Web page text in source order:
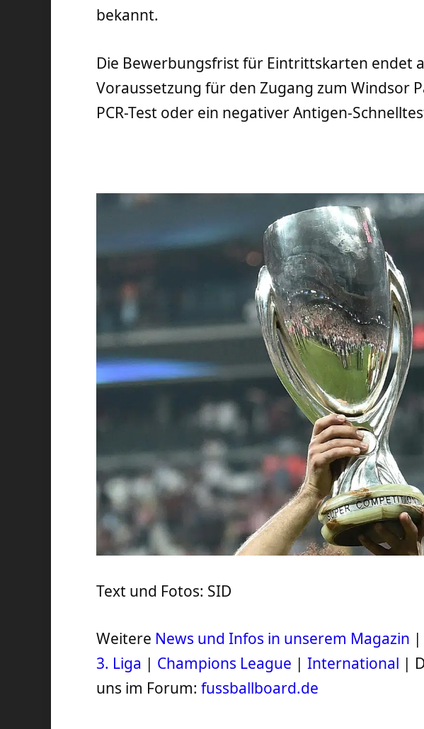
bekannt.
Die Bewerbungsfrist für Eintrittskarten endet
Voraussetzung für den Zugang zum Windsor
PCR-Test oder ein negativer Antigen-
Text und Fotos: SID
Weitere News und Infos in unserem Magazin |
3. Liga | Champions League |International |
uns im Forum:fussballboard.de